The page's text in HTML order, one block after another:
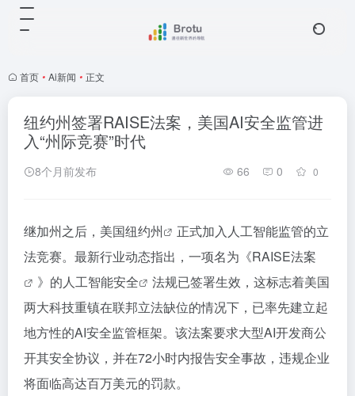
首页 • Ai新闻 • 正文
纽约州签署RAISE法案，美国AI安全监管进
入“州际竞赛”时代
8个月前发布 66 0 0
继加州之后，美国纽约州
正式加入人工智能监管的立
法竞赛。最新行业动态指出，一项名为《RAISE法案
》的人工智能安全
法规已签署生效，这标志着美国
两大科技重镇在联邦立法缺位的情况下，已率先建立起
地方性的AI安全监管框架。该法案要求大型AI开发商公
开其安全协议，并在72小时内报告安全事故，违规企业
将面临高达百万美元的罚款。